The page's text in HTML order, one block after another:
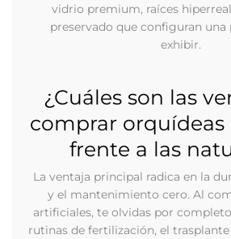
vidrio premium, raíces
preservado que configuran una
exhibir.
¿Cuáles son las
comprar orquídeas
frente a las
La ventaja principal radica en la
y el mantenimiento cero. Al
artificiales, te olvidas por
rutinas de fertilización, el